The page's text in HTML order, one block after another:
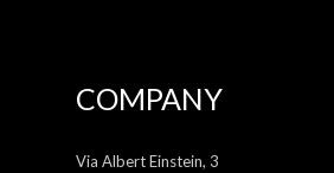
COMPANY
Via Albert Einstein, 3